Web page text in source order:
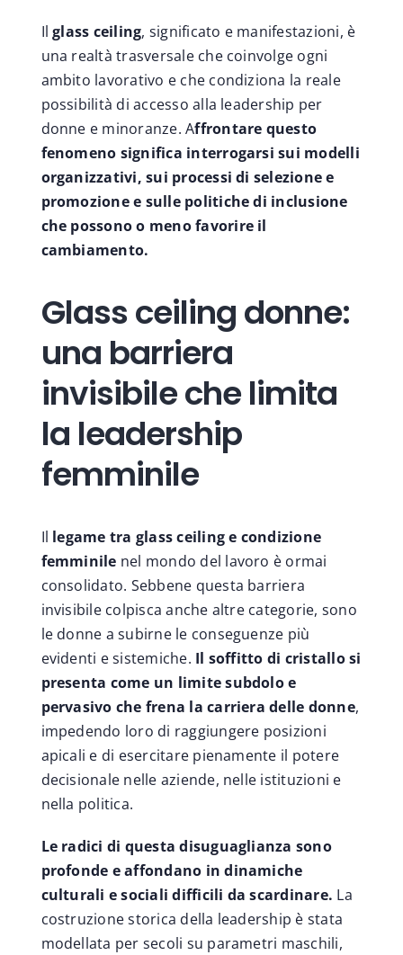
Ilglass ceiling, significato e manifestazioni, è
una realtà trasversale che coinvolge ogni
ambito lavorativo e che condiziona la reale
possibilità di accesso alla leadership per
donne e minoranze. Affrontare questo
fenomeno significa interrogarsi sui modelli
organizzativi, sui processi di selezione e
promozione e sulle politiche di inclusione
che possono o meno favorire il
cambiamento.
Glass ceiling donne:
una barriera
invisibile che limita
la leadership
femminile
Il legame tra glass ceiling e condizione
femminile nel mondo del lavoro è ormai
consolidato. Sebbene questa barriera
invisibile colpisca anche altre categorie, sono
le donne a subirne le conseguenze più
evidenti e sistemiche. Il soffitto di cristallo si
presenta come un limite subdolo e
pervasivo che frena la carriera delle donne,
impedendo loro di raggiungere posizioni
apicali e di esercitare pienamente il potere
decisionale nelle aziende, nelle istituzioni e
nella politica.
Le radici di questa disuguaglianza sono
profonde e affondano in dinamiche
culturali e sociali difficili da scardinare. La
costruzione storica della leadership è stata
modellata per secoli su parametri maschili,